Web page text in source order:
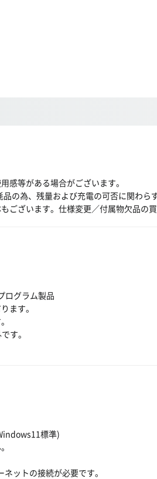
感等がある場合がございます。
品の為、残量および充電の可否に関わ
ございます。仕様変更／付属物欠品
グラム製品
ます。
す。
標準)
ットの接続が必要です。